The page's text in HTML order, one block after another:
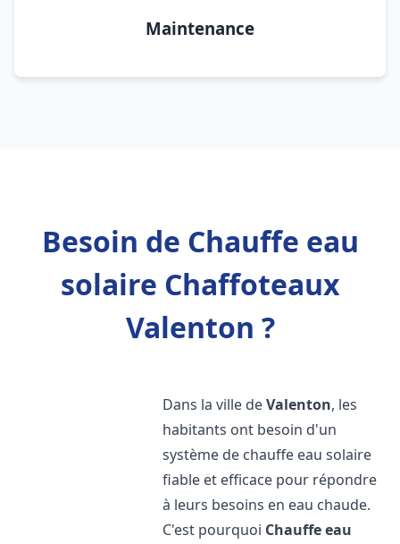
Maintenance
Besoin de Chauffe eau
solaire Chaffoteaux
Valenton ?
Dans la ville deValenton, les
habitants ont besoin d'un
système de chauffe eau solaire
fiable et efficace pour répondre
à leurs besoins en eau chaude.
C'est pourquoi Chauffe eau